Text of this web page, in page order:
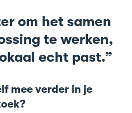
om het samen
te werken,
echt past.
mee verder in je